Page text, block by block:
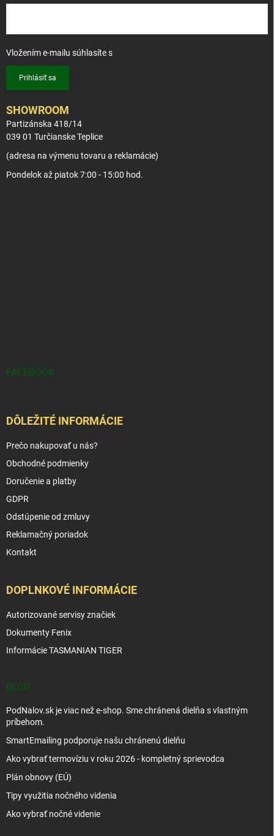
Vložením e-mailu súhlasíte s
Prihlásiť sa
SHOWROOM
Partizánska 418/14
039 01 Turčianske Teplice
(adresa na výmenu tovaru a reklamácie)
Pondelok až piatok 7:00 - 15:00 hod.
FACEBOOK
DÔLEŽITÉ INFORMÁCIE
Prečo nakupovať u nás?
Obchodné podmienky
Doručenie a platby
GDPR
Odstúpenie od zmluvy
Reklamačný poriadok
Kontakt
DOPLNKOVÉ INFORMÁCIE
Autorizované servisy značiek
Dokumenty Fenix
Informácie TASMANIAN TIGER
BLOG
PodNalov.sk je viac než e-shop. Sme chránená dielňa s vlastným
príbehom.
SmartEmailing podporuje našu chránenú dielňu
Ako vybrať termovíziu v roku 2026 - kompletný sprievodca
Plán obnovy (EÚ)
Tipy využitia nočného videnia
Ako vybrať nočné videnie